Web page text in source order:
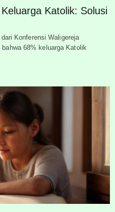
Katolik: Solusi
Konferensi Waligereja
68% keluarga Katolik